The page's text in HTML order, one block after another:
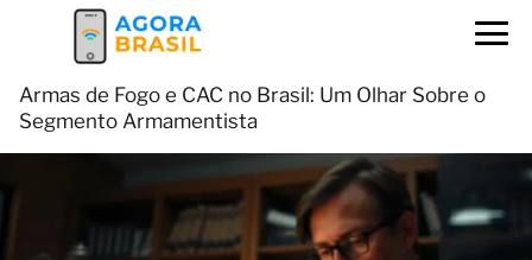
Armas de Fogo e CAC no Brasil: Um Olhar Sobre o
Segmento Armamentista